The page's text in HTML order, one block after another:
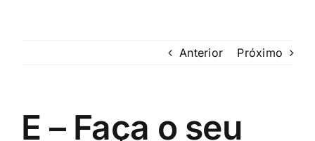
Anterior Próximo
E – Faça o seu